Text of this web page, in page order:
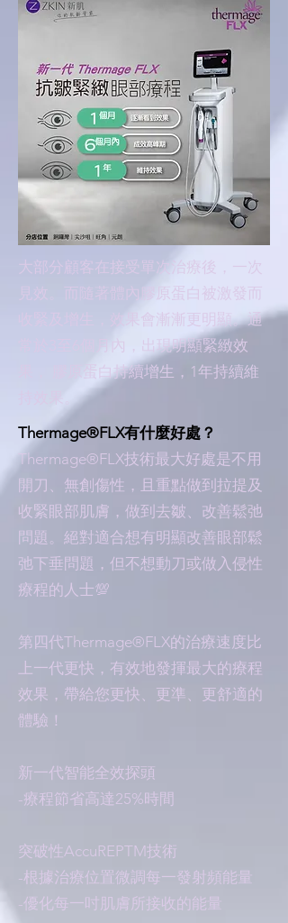
大部分顧客在接受單次治療後，一次
見效。而隨著體內膠原蛋白被激發而
收緊及增生，效果會漸漸更明顯。通
常於3至6個月內，出現明顯緊緻效
果， 膠原蛋白持續增生，1年持續維
持效果。
Thermage®FLX有什麼好處？
Thermage®FLX技術最大好處是不用
開刀、無創傷性，且重點做到拉提及
收緊眼部肌膚，做到去皺、改善鬆弛
問題。絕對適合想有明顯改善眼部鬆
弛下垂問題，但不想動刀或做入侵性
療程的人士💯
第四代Thermage®FLX的治療速度比
上一代更快，有效地發揮最大的療程
效果，帶給您更快、更準、更舒適的
體驗！
新一代智能全效探頭
-療程節省高達25%時間
突破性AccuREPTM技術
-根據治療位置微調每一發射頻能量
-優化每一吋肌膚所接收的能量